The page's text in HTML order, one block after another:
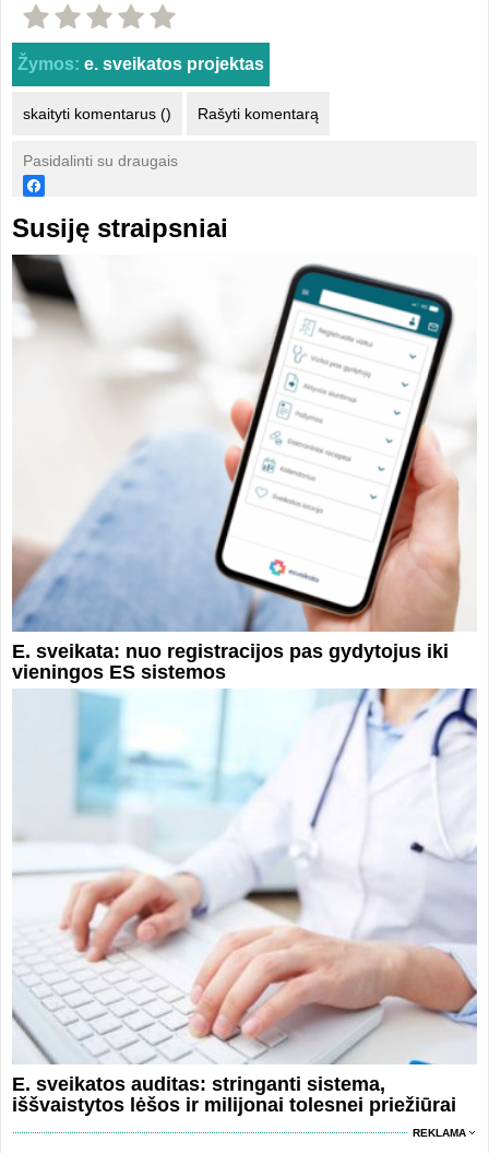
Žymos: e. sveikatos projektas
skaityti komentarus () Rašyti komentarą
Pasidalinti su draugais
Susiję straipsniai
E. sveikata: nuo registracijos pas gydytojus iki
vieningos ES sistemos
E. sveikatos auditas: stringanti sistema,
iššvaistytos lėšos ir milijonai tolesnei priežiūrai
REKLAMA